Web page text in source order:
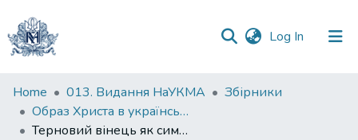
Log In (current)
Communities
&
Collections
Home 013. Видання НаУКМА
Збірники
Образ Христа в українській культурі
Терновий вінець як символ у творчості Лесі Українки